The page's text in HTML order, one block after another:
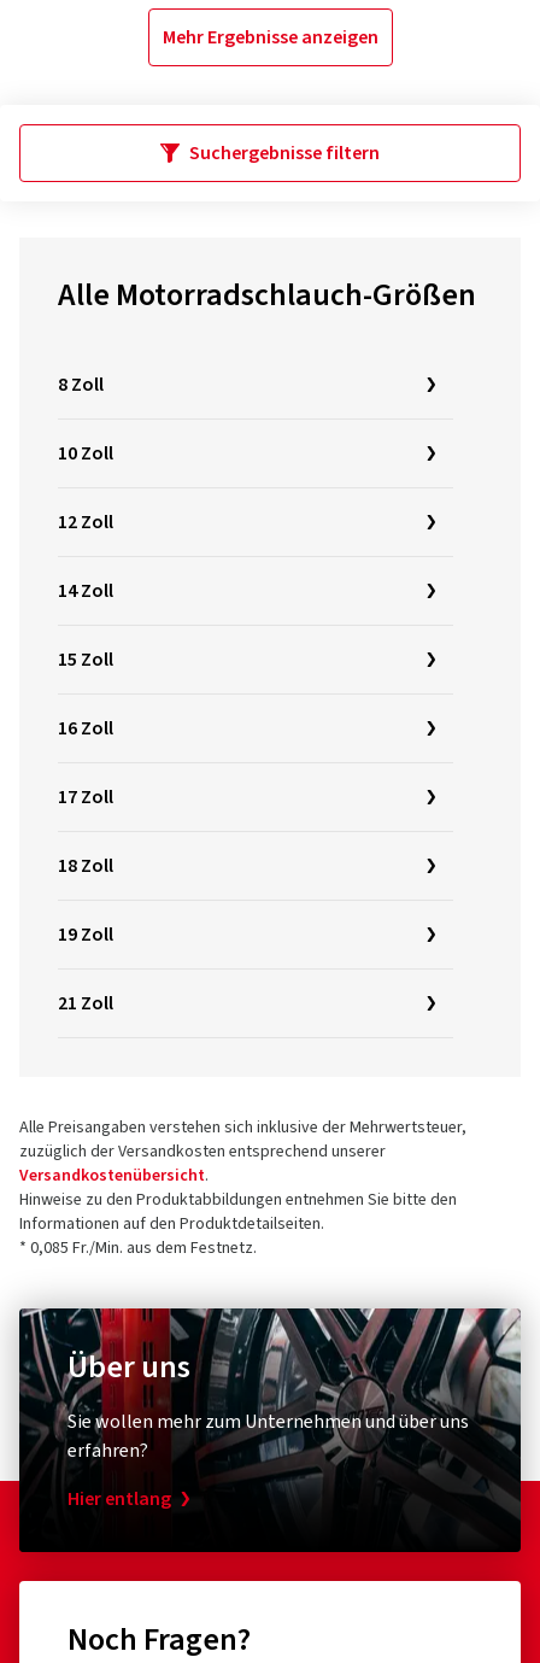
Mehr Ergebnisse anzeigen
Suchergebnisse filtern
Alle Motorradschlauch-Größen
8 Zoll
10 Zoll
12 Zoll
14 Zoll
15 Zoll
16 Zoll
17 Zoll
18 Zoll
19 Zoll
21 Zoll
Alle Preisangaben verstehen sich inklusive der Mehrwertsteuer,
zuzüglich der Versandkosten entsprechend unserer
Versandkostenübersicht.
Hinweise zu den Produktabbildungen entnehmen Sie bitte den
Informationen auf den Produktdetailseiten.
* 0,085 Fr./Min. aus dem Festnetz.
Über uns
Sie wollen mehr zum Unternehmen und über uns
erfahren?
Hier entlang
Noch Fragen?